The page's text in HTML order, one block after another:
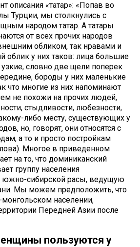
описания «татар»: «Попав во
Турции, мы столкнулись с
народом татар. А татары
от всех прочих народов
обликом, так нравами и
облик у них таков: лица большие
узкие, словно две щели поперек
бороды у них маленькие
что многие из них напоминают
не похожи на прочих людей,
стыдливости, любезности,
либо месту, существующих у
но, говорят, они относятся с
а то и просто постройкам
Многое в приведенном
на то, что доминиканский
группу населения
южно-сибирской расы, ведущую
Мы можем предположить, что
населении,
Передней Азии после
пользуются у